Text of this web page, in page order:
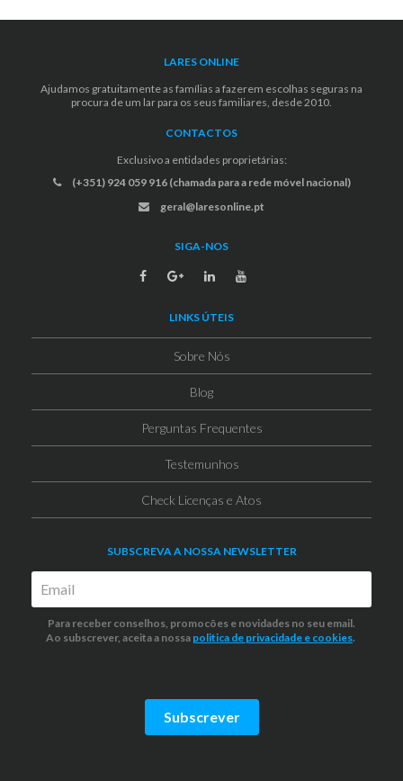
LARES ONLINE
Ajudamos gratuitamente as famílias a fazerem escolhas seguras na
procura de um lar para os seus familiares, desde 2010.
CONTACTOS
Exclusivo a entidades proprietárias:
(+351) 924 059 916 (chamada para a rede móvel nacional)
geral@laresonline.pt
SIGA-NOS
LINKS ÚTEIS
Sobre Nós
Blog
Perguntas Frequentes
Testemunhos
Check Licenças e Atos
SUBSCREVA A NOSSA NEWSLETTER
Para receber conselhos, promocões e novidades no seu email.
Ao subscrever, aceita a nossa politica de privacidade e cookies.
Subscrever